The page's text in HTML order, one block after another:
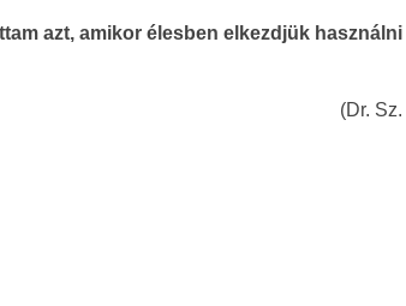
azt, amikor élesben elkezdjük használni
(Dr. Sz.